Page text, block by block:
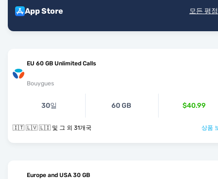
App Store 모든 평
EU 60 GB Unlimited Calls
Bouygues
30일 60 GB $40.99
🇮🇹 🇱🇻 🇱🇮 및 그 외 31개국 상품
Europe and USA 30 GB